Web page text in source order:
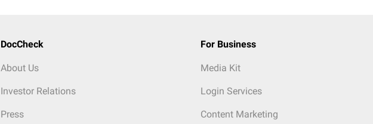
DocCheck
About Us
Investor Relations
Press
For Business
Media Kit
Login Services
Content Marketing